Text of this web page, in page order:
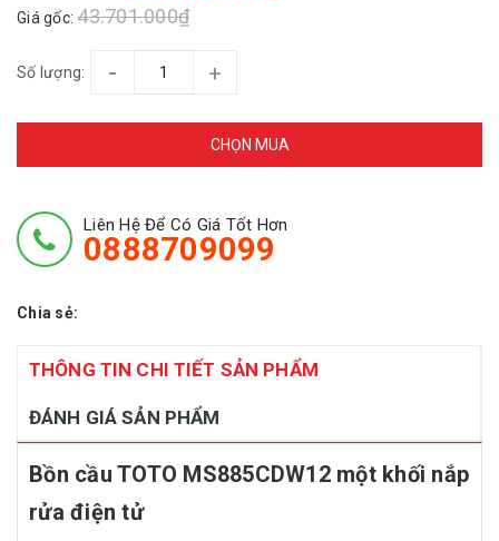
Giá gốc:43.701.000₫
Số lượng: - +
CHỌN MUA
Liên Hệ Để Có Giá Tốt Hơn
0888709099
Chia sẻ:
THÔNG TIN CHI TIẾT SẢN PHẨM
ĐÁNH GIÁ SẢN PHẨM
Bồn cầu TOTO MS885CDW12 một khối nắp
rửa điện tử